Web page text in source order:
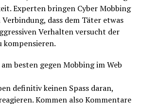
Experten bringen Cyber Mobbing
dass dem Täter etwas
Verhalten versucht der
kompensieren.
besten gegen Mobbing im Web
definitiv keinen Spass daran,
Kommen also Kommentare